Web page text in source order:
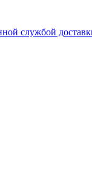
службой